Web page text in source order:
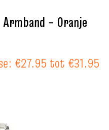
– Oranje
€27.95 tot €31.95